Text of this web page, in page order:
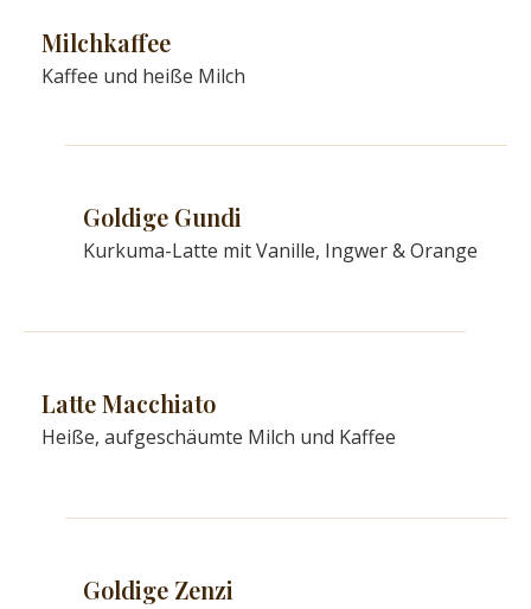
Milchkaffee
Kaffee und heiße Milch
Goldige Gundi
Kurkuma-Latte mit Vanille, Ingwer & Orange
Latte Macchiato
Heiße, aufgeschäumte Milch und Kaffee
Goldige Zenzi